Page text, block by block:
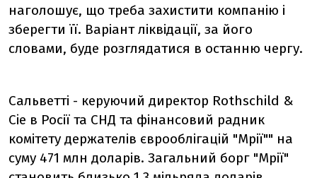
наголошує, що треба захистити компанію і
зберегти її. Варіант ліквідації, за його
словами, буде розглядатися в останню чергу.
Сальветті - керуючий директор Rothschild &
Cie в Росії та СНД та фінансовий радник
комітету держателів єврооблігацій "Мрії"" на
суму 471 млн доларів. Загальний борг "Мрії"